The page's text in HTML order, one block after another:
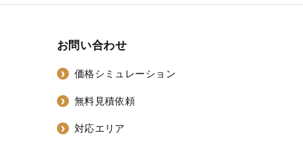
お問い合わせ
価格シミュレーション
無料見積依頼
対応エリア